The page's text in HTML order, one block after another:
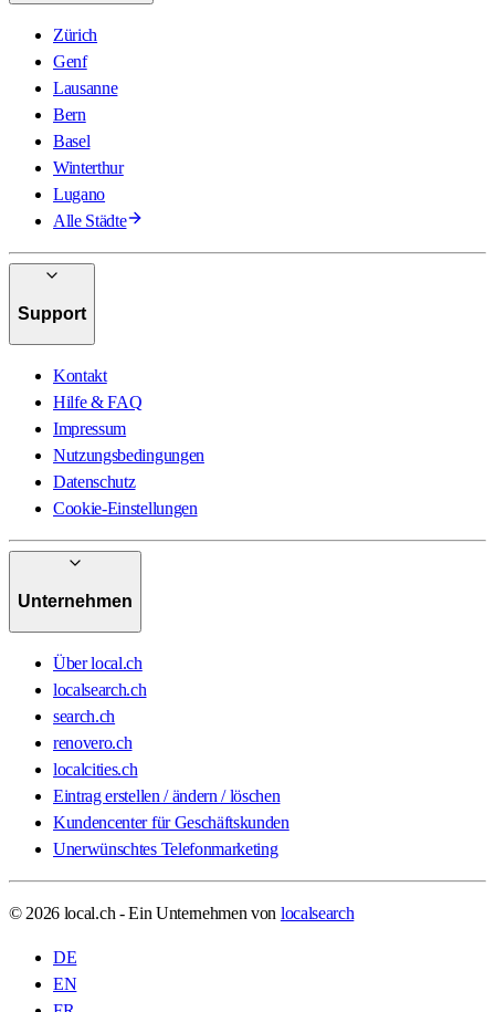
Zürich
Genf
Lausanne
Bern
Basel
Winterthur
Lugano
Alle Städte
Support
Kontakt
Hilfe & FAQ
Impressum
Nutzungsbedingungen
Datenschutz
Cookie-Einstellungen
Unternehmen
Über local.ch
localsearch.ch
search.ch
renovero.ch
localcities.ch
Eintrag erstellen / ändern / löschen
Kundencenter für Geschäftskunden
Unerwünschtes Telefonmarketing
© 2026 local.ch - Ein Unternehmen von localsearch
DE
EN